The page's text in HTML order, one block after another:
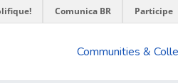
Comunica BR Participe
Communities &